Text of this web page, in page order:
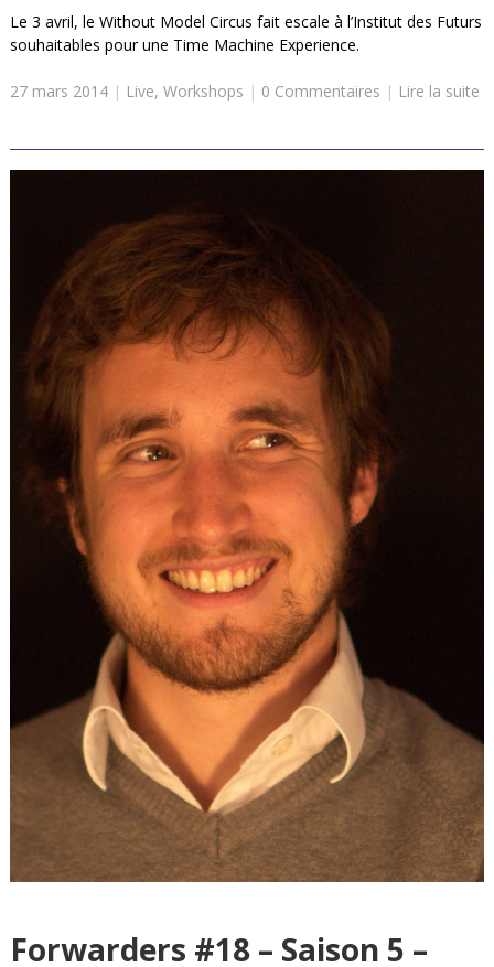
Le 3 avril, le Without Model Circus fait escale à l’Institut des Futurs
souhaitables pour une Time Machine Experience.
27 mars 2014| Live, Workshops | 0 Commentaires | Lire la suite
Forwarders #18 – Saison 5 –